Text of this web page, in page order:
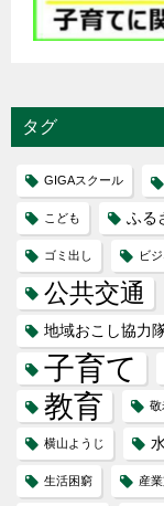
タグ
GIGAスクール
こども ふる
ゴミ出し ビ
公共交通
地域おこし協力
子育て
教育 敬
横山ようじ
生活困窮 産